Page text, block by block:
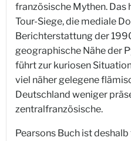
französische Mythen. Das
Tour-Siege, die mediale
Berichterstattung der
geographische Nähe der
führt zur kuriosen
viel näher gelegene
Deutschland weniger
zentralfranzösische.
Pearsons Buch ist